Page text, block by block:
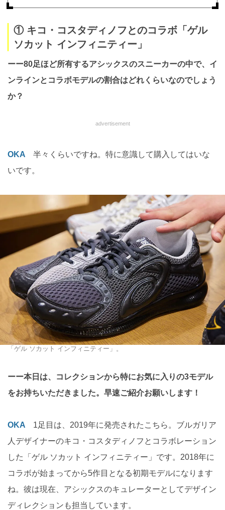
① キコ・コスタディノフとのコラボ「ゲル
ソカット インフィニティー」
ーー80足ほど所有するアシックスのスニーカーの中で、イ
ンラインとコラボモデルの割合はどれくらいなのでしょう
か？
advertisement
OKA 半々くらいですね。特に意識して購入してはいな
いです。
「ゲル ソカット インフィニティー」。
ーー本日は、コレクションから特にお気に入りの3モデル
をお持ちいただきました。早速ご紹介お願いします！
OKA 1足目は、2019年に発売されたこちら。ブルガリア
人デザイナーのキコ・コスタディノフとコラボレーション
した「ゲル ソカット インフィニティー」です。2018年に
コラボが始まってから5作目となる初期モデルになります
ね。彼は現在、アシックスのキュレーターとしてデザイン
ディレクションも担当しています。